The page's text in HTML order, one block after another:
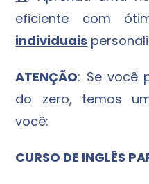
eficiente com
individuais
ATENÇÃO: Se você
do zero, temos
você:
CURSO DE INGLÊS